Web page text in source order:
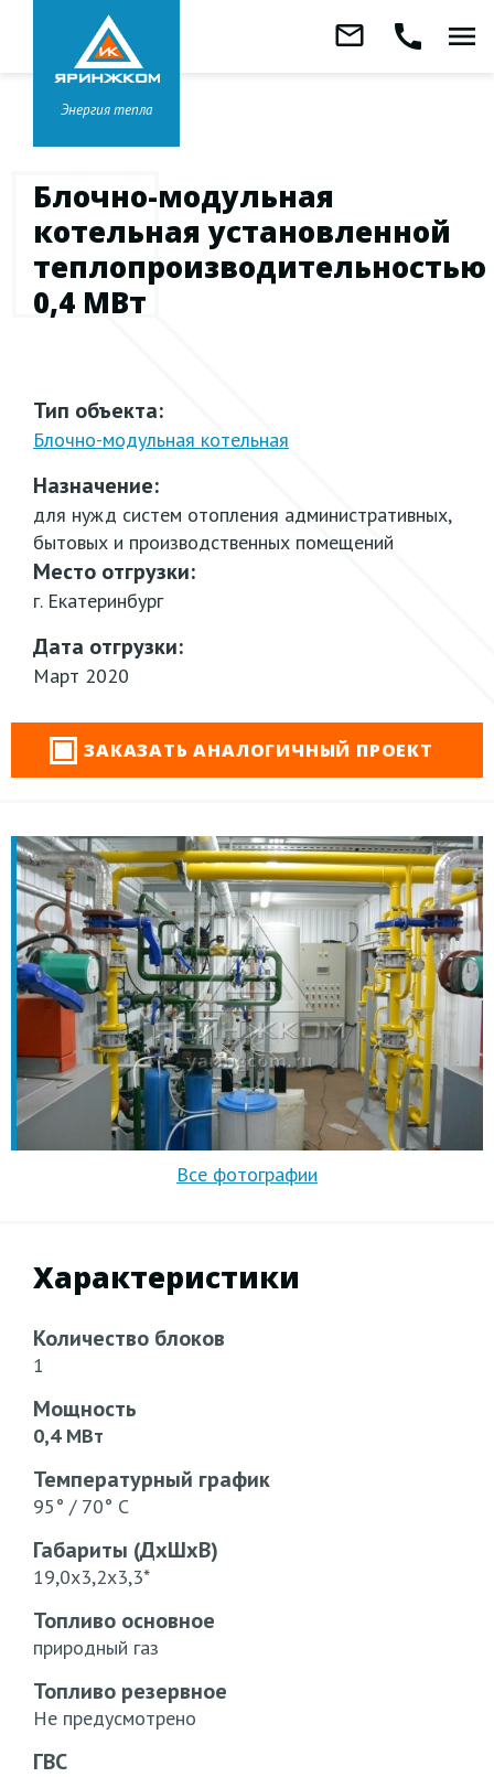
Заказать
Звонок бесплатный
8 800 333-99-01
Головной офис вЯрославле
+7 (4852) 67-96-00
Энергия тепла
mail_outline call menu
Блочно-модульная
котельная установленной
теплопроизводительностью
0,4 МВт
Тип объекта:
Блочно-модульная котельная
Назначение:
для нужд систем отопления административных,
бытовых и производственных помещений
Место отгрузки:
г. Екатеринбург
Дата отгрузки:
Март 2020
ЗАКАЗАТЬ АНАЛОГИЧНЫЙ ПРОЕКТ
Характеристики
Количество блоков
1
Мощность
0,4 МВт
Температурный график
95° / 70° С
Габариты (ДхШхВ)
19,0х3,2х3,3*
Топливо основное
природный газ
Топливо резервное
Не предусмотрено
ГВС